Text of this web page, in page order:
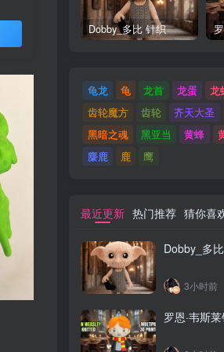
Dobby_多比 针织
龟龙 龟 龙首 龙蛋 龙
齿轮魔方
齿轮 齐天大圣
黑暗之魂
黑亚当 黄蜂
麋鹿
鹿 鹰
最近更新 热门推荐 猜你喜
Dobby_多
3小时前
罗恩·韦斯